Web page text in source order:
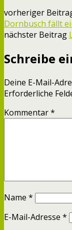
vorheriger
Dornbusch fällt
nächster Beitrag
Schreibe
Deine E-Mail-
Erforderliche
Kommentar*
Name *
E-Mail-Adresse *